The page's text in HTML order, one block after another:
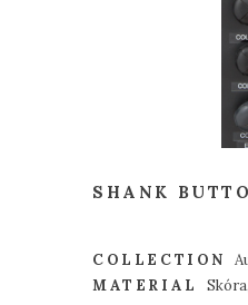
SHANK
COLLECTION
MATERIAL